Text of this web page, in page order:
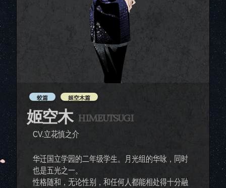
蛟篇 姬空木篇
姬空木 HIMEUTSUGI
CV.立花慎之介
华迁国立学园的二年级学生。月光组的华咏，同时
也是五光之一。
性格随和，无论性别，和任何人都能相处得十分融